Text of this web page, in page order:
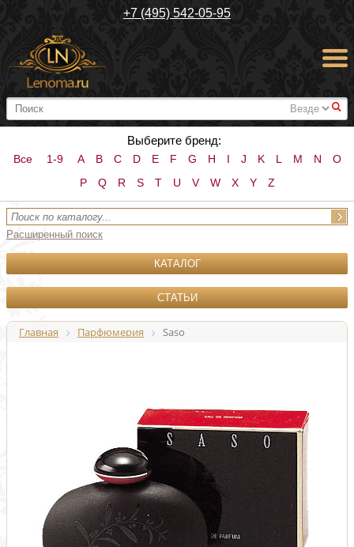
+7 (495) 542-05-95
#
Выберите бренд:
Все 1-9 A B C D E F G H I J K L M N
O
P
Q R S T U V W X Y Z
Расширенный поиск
КАТАЛОГ
СТАТЬИ
Главная Парфюмерия Saso